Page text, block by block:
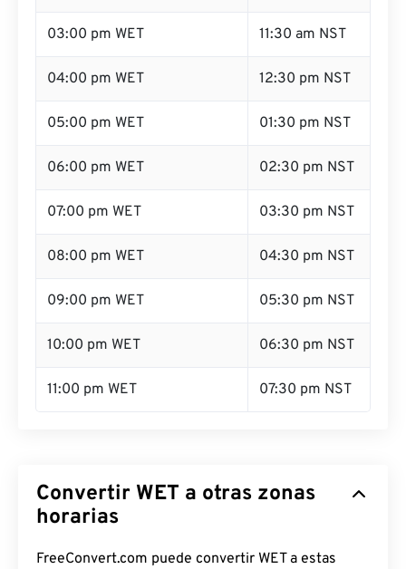
03:00 pm WET 11:30 am NST
04:00 pm WET 12:30 pm NST
05:00 pm WET 01:30 pm NST
06:00 pm WET 02:30 pm NST
07:00 pm WET 03:30 pm NST
08:00 pm WET 04:30 pm NST
09:00 pm WET 05:30 pm NST
10:00 pm WET 06:30 pm NST
11:00 pm WET 07:30 pm NST
Convertir WET a otras zonas
horarias
FreeConvert.com puede convertir WET a estas